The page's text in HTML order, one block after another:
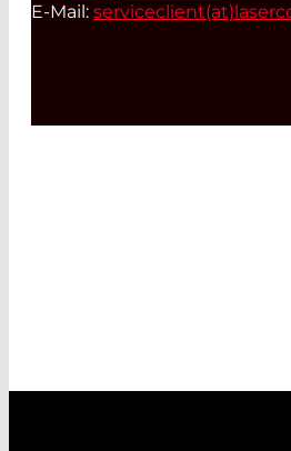
E-Mail: serviceclient(at)